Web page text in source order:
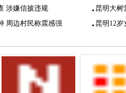
涉嫌信披违规
周边村民称震感强
昆明大树
昆明12